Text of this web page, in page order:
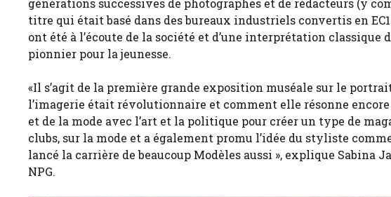
générations successives de photographes et de rédacteurs (y
titre qui était basé dans des bureaux industriels convertis en
ont été à l’écoute de la société et d’une interprétation
pionnier pour la jeunesse.
«Il s’agit de la première grande exposition muséale sur le
l’imagerie était révolutionnaire et comment elle résonne
et de la mode avec l’art et la politique pour créer un type de
clubs, sur la mode et a également promu l’idée du styliste
lancé la carrière de beaucoup Modèles aussi », explique Sabina
NPG.